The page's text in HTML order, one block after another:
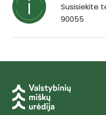
Susisiekite
90055